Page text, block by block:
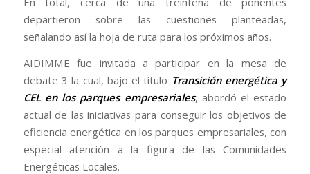
departieron sobre las cuestiones planteadas,
señalando así la hoja de ruta para los próximos años.
AIDIMME fue invitada a participar en la mesa de
debate 3 la cual, bajo el título Transición energética y
CEL en los parques empresariales, abordó el estado
actual de las iniciativas para conseguir los objetivos de
eficiencia energética en los parques empresariales, con
especial atención a la figura de las Comunidades
Energéticas Locales.